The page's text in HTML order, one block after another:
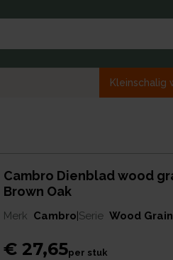
Kleinschalig
Cambro Dienblad wood
Brown Oak
Merk Cambro|Serie Wood Grain
€ 27,65per stuk